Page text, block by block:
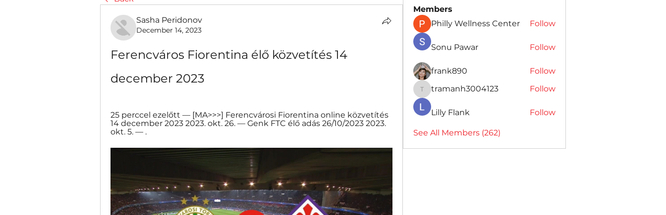
Sasha Peridonov
December 14, 2023
Ferencváros Fiorentina élő közvetítés 14
december 2023
25 perccel ezelőtt — [MA>>>] Ferencvárosi Fiorentina online közvetítés
14 december 2023 2023. okt. 26. — Genk FTC élő adás 26/10/2023 2023.
okt. 5. — .
Members
Philly Wellness Center
Follow
Sonu Pawar Follow
frank890 Follow
tramanh3004123
tramanh3004123 Follow
Lilly Flank Follow
See All Members (262)